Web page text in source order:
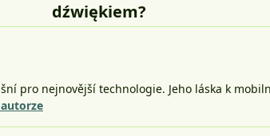
dźwiękiem?
pro nejnovější technologie. Jeho láska k